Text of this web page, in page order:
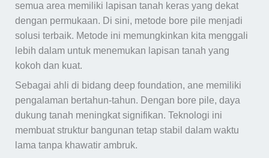
semua area memiliki lapisan tanah keras yang dekat
dengan permukaan. Di sini, metode bore pile menjadi
solusi terbaik. Metode ini memungkinkan kita menggali
lebih dalam untuk menemukan lapisan tanah yang
kokoh dan kuat.
Sebagai ahli di bidang deep foundation, ane memiliki
pengalaman bertahun-tahun. Dengan bore pile, daya
dukung tanah meningkat signifikan. Teknologi ini
membuat struktur bangunan tetap stabil dalam waktu
lama tanpa khawatir ambruk.